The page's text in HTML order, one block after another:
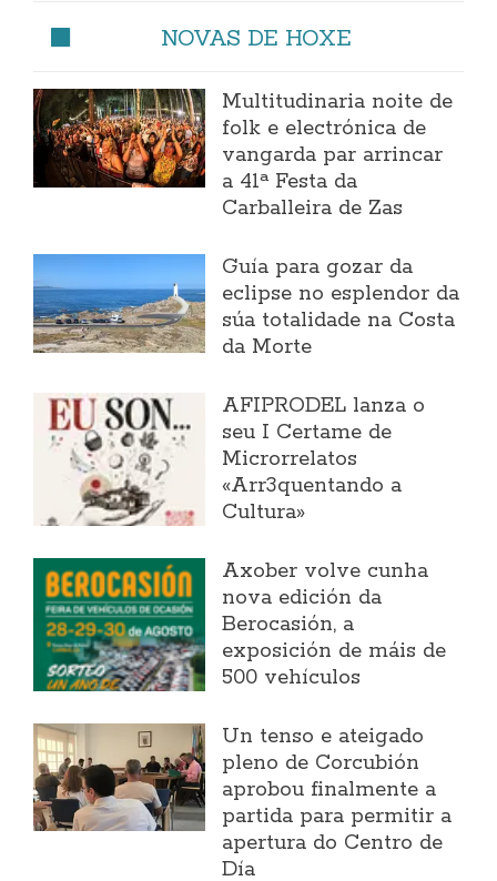
NOVAS DE HOXE
Multitudinaria noite de
folk e electrónica de
vangarda par arrincar
a 41ª Festa da
Carballeira de Zas
Guía para gozar da
eclipse no esplendor da
súa totalidade na Costa
da Morte
AFIPRODEL lanza o
seu I Certame de
Microrrelatos
«Arr3quentando a
Cultura»
Axober volve cunha
nova edición da
Berocasión, a
exposición de máis de
500 vehículos
Un tenso e ateigado
pleno de Corcubión
aprobou finalmente a
partida para permitir a
apertura do Centro de
Día